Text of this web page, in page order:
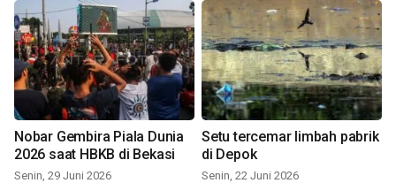
Nobar Gembira Piala Dunia
2026 saat HBKB di Bekasi
Senin, 29 Juni 2026
Setu tercemar limbah pabrik
di Depok
Senin, 22 Juni 2026